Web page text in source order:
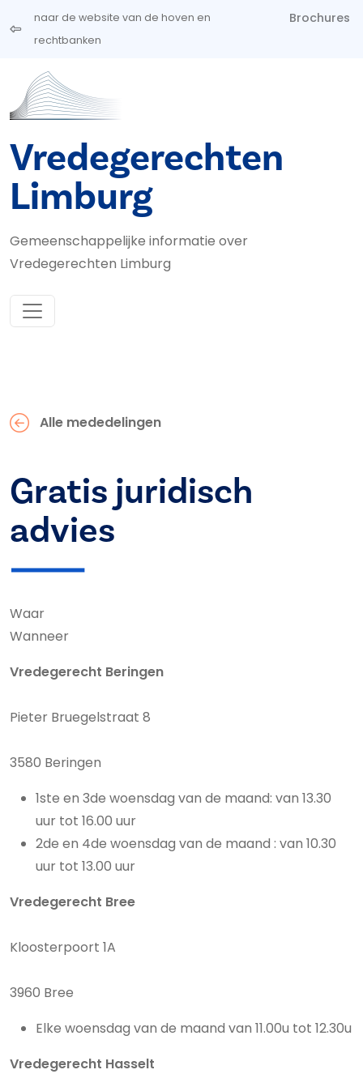
Overslaan en naar de inhoud gaan
naar de website van de hoven en
rechtbanken
Brochures
Vredegerechten
Limburg
Gemeenschappelijke informatie over
Vredegerechten Limburg
Alle mededelingen
Gratis juridisch
advies
Waar
Wanneer
Vredegerecht Beringen
Pieter Bruegelstraat 8
3580 Beringen
1ste en 3de woensdag van de maand: van 13.30
uur tot 16.00 uur
2de en 4de woensdag van de maand : van 10.30
uur tot 13.00 uur
Vredegerecht Bree
Kloosterpoort 1A
3960 Bree
Elke woensdag van de maand van 11.00u tot 12.30u
Vredegerecht Hasselt